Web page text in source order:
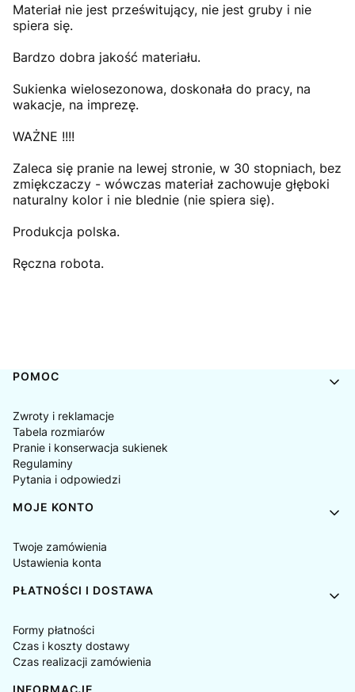
Materiał nie jest prześwitujący, nie jest gruby i nie
spiera się.
Bardzo dobra jakość materiału.
Sukienka wielosezonowa, doskonała do pracy, na
wakacje, na imprezę.
WAŻNE !!!!
Zaleca się pranie na lewej stronie, w 30 stopniach, bez
zmiękczaczy - wówczas materiał zachowuje głęboki
naturalny kolor i nie blednie (nie spiera się).
Produkcja polska.
Ręczna robota.
Linki w stopce
POMOC
Zwroty i reklamacje
Tabela rozmiarów
Pranie i konserwacja sukienek
Regulaminy
Pytania i odpowiedzi
MOJE KONTO
Twoje zamówienia
Ustawienia konta
PŁATNOŚCI I DOSTAWA
Formy płatności
Czas i koszty dostawy
Czas realizacji zamówienia
INFORMACJE